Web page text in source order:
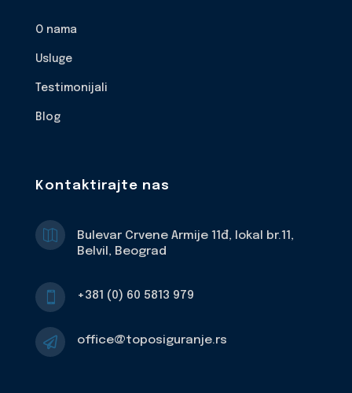
O nama
Usluge
Testimonijali
Blog
Kontaktirajte nas

Bulevar Crvene Armije 11đ, lokal br.11,
Belvil, Beograd
 +381 (0) 60 5813 979
 office@toposiguranje.rs